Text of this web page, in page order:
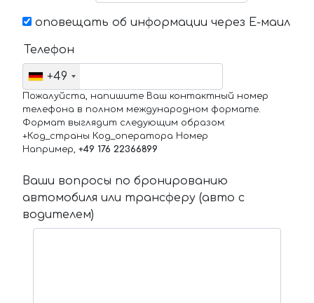
оповещать об информации через Е-маил
Телефон
+49
Пожалуйста, напишите Ваш контактный номер
телефона в полном международном формате.
Формат выглядит следующим образом:
+Код_страны Код_оператора Номер
Например, +49 176 22366899
Ваши вопросы по бронированию
автомобиля или трансферу (авто с
водителем)